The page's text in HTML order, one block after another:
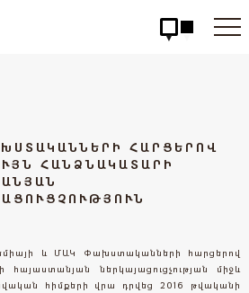
ՀԱՐՑԵՐՈՎ
ՀԱՆՁՆԱԿԱՏԱՐԻ
և ՄԱԿ Փախստականների հարցերով
հայաստանյան ներկայացուցչության միջև
հիմքերի վրա դրվեց 2016 թվականի